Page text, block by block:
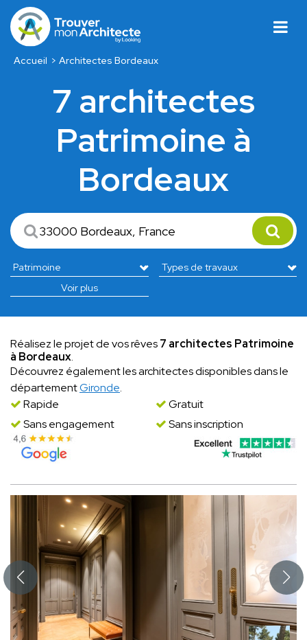
Accueil Architectes Bordeaux
7 architectes
Patrimoine à
Bordeaux
Voir plus
Réalisez le projet de vos rêves7 architectes Patrimoine
à Bordeaux.
Découvrez également les architectes disponibles dans le
départementGironde.
Rapide
Gratuit
Sans engagement
Sans inscription